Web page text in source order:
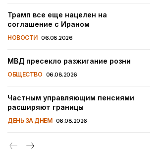
Трамп все еще нацелен на
соглашение с Ираном
НОВОСТИ 06.08.2026
МВД пресекло разжигание розни
ОБЩЕСТВО 06.08.2026
Частным управляющим пенсиями
расширяют границы
ДЕНЬ ЗА ДНЕМ 06.08.2026